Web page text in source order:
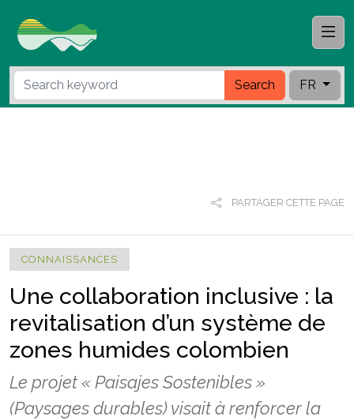
Search FR
PARTAGER CETTE PAGE
CONNAISSANCES
Une collaboration inclusive : la
revitalisation d’un système de
zones humides colombien
Le projet « Paisajes Sostenibles »
(Paysages durables) visait à renforcer la